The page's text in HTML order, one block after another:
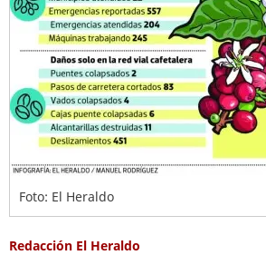
Foto: El Heraldo
Redacción El Heraldo